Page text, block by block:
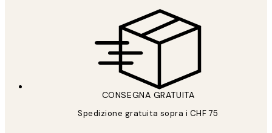
CONSEGNA GRATUITA
Spedizione gratuita sopra i CHF 75